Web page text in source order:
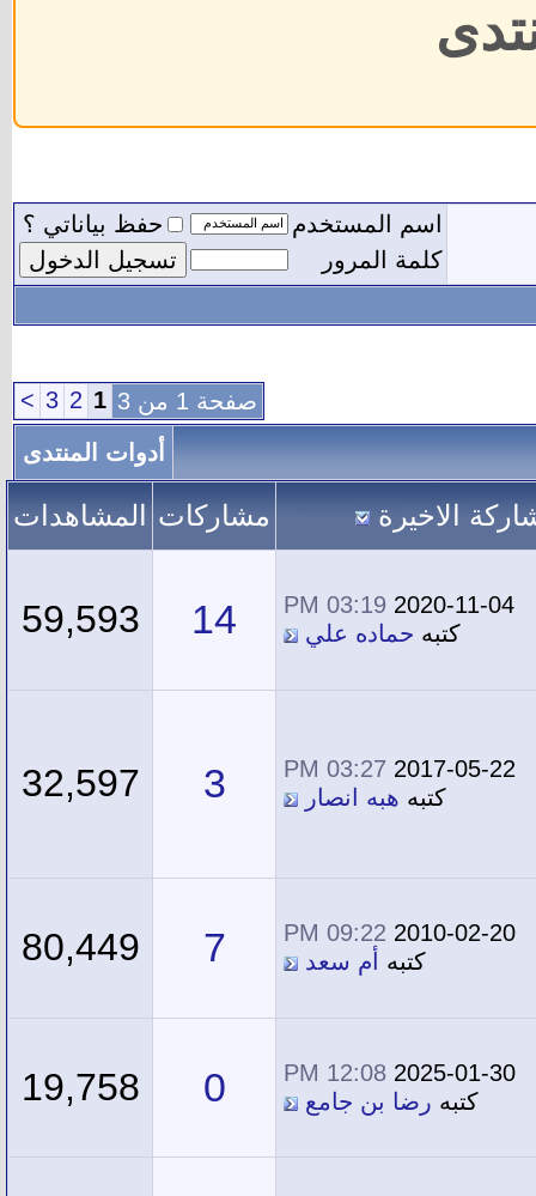
اسم المستخدم
حفظ بياناتي ؟
كلمة المرور
صفحة 1 من 3 1
2
3
>
أدوات المنتدى
الاخيرة مشاركات المشاهدات
2020-11-04
03:19 PM
كتبه حماده علي 14
59,593
2017-05-22
03:27 PM
كتبه هبه انصار 3
32,597
2010-02-20
09:22 PM
كتبه
أم سعد 7
80,449
2025-01-30
12:08 PM
كتبه رضا بن جامع 0
19,758